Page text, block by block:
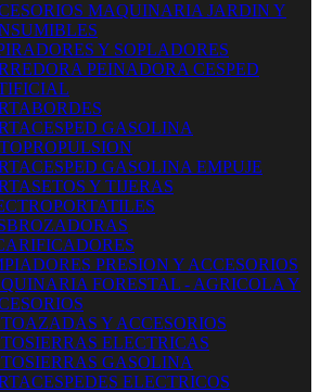
MAQUINARIA JARDIN Y
Y SOPLADORES
PEINADORA CESPED
GASOLINA
GASOLINA EMPUJE
Y TIJERAS
PRESION Y ACCESORIOS
FORESTAL - AGRICOLA Y
Y ACCESORIOS
ELECTRICAS
GASOLINA
ELECTRICOS